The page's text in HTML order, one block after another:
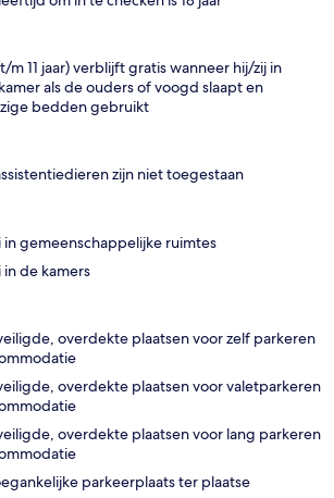
m 11 jaar) verblijft gratis wanneer hij/zij in
als de ouders of voogd slaapt en
bedden gebruikt
zijn niet toegestaan
in gemeenschappelijke ruimtes
de kamers
overdekte plaatsen voor zelf parkeren
overdekte plaatsen voor valetparkeren
overdekte plaatsen voor lang parkeren
parkeerplaats ter plaatse